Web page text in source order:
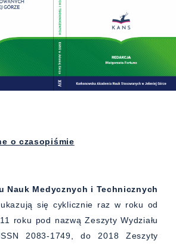
o czasopiśmie
Nauk Medycznych i Technicznych
ukazują się cyklicznie raz w roku od
roku pod nazwą Zeszyty Wydziału
2083-1749, do 2018 Zeszyty